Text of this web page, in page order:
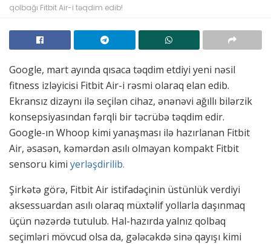
qolbağı Fitbit Air-i təqdim edib!
Google, mart ayında qısaca təqdim etdiyi yeni nəsil
fitness izləyicisi Fitbit Air-i rəsmi olaraq elan edib.
Ekransız dizaynı ilə seçilən cihaz, ənənəvi ağıllı bilərzik
konsepsiyasından fərqli bir təcrübə təqdim edir.
Google-ın Whoop kimi yanaşması ilə hazırlanan Fitbit
Air, əsasən, kəmərdən asılı olmayan kompakt Fitbit
sensoru kimi yerləşdirilib.
Şirkətə görə, Fitbit Air istifadəçinin üstünlük verdiyi
aksessuardan asılı olaraq müxtəlif yollarla daşınmaq
üçün nəzərdə tutulub. Hal-hazırda yalnız qolbaq
seçimləri mövcud olsa da, gələcəkdə sinə qayışı kimi